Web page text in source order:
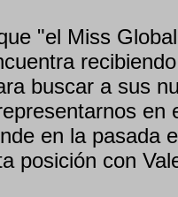
"el Miss
recibiendo
buscar a sus
en
en la pasada
posición con